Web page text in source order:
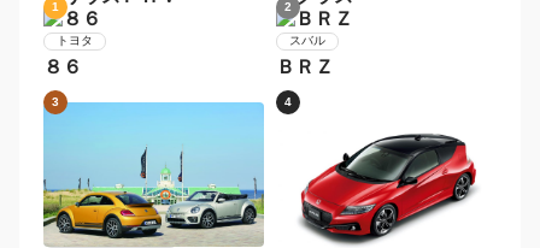
3
シビック
4
スカイライン
5
レクサス レクサス